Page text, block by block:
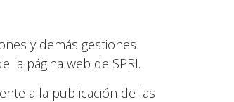
y demás gestiones
la página web de SPRI.
a la publicación de las